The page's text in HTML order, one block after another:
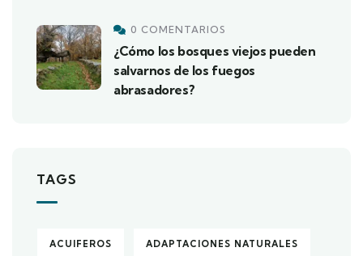
0 COMENTARIOS
¿Cómo los bosques viejos pueden
salvarnos de los fuegos
abrasadores?
TAGS
ACUIFEROS ADAPTACIONES NATURALES